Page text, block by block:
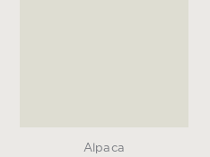
Alpaca